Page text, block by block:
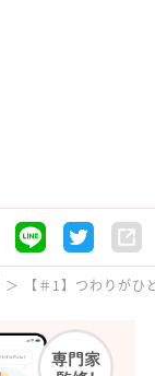
【＃1】つわりが